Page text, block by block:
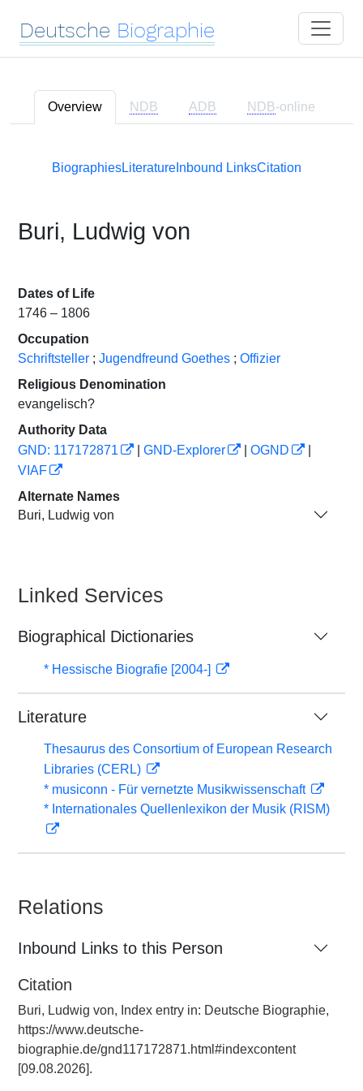
Deutsche Biographie
Overview NDB ADB NDB-online
BiographiesLiterature Inbound LinksCitation
Buri, Ludwig von
Dates of Life
1746 – 1806
Occupation
Schriftsteller ; Jugendfreund Goethes ; Offizier
Religious Denomination
evangelisch?
Authority Data
GND: 117172871
GND-Explorer OGND
VIAF
Alternate Names
Buri, Ludwig von
Linked Services
Biographical Dictionaries
* Hessische Biografie [2004-]
Literature
Thesaurus des Consortium of European Research
Libraries (CERL)
* musiconn - Für vernetzte Musikwissenschaft
* Internationales Quellenlexikon der Musik (RISM)
Relations
Inbound Links to this Person
Citation
Buri, Ludwig von, Index entry in: Deutsche Biographie,
https://www.deutsche-
biographie.de/gnd117172871.html#indexcontent
[09.08.2026].